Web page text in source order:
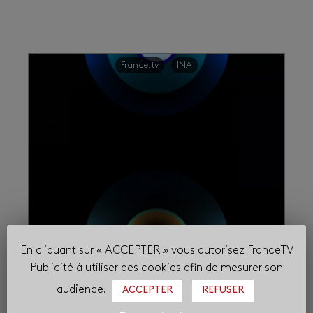
France.tv INA
L’INA arrive sur la plateforme
france.tv dès le 29 avril
28 avril 2025
France Télévisions et l’INA sont heureux de
En cliquant sur « ACCEPTER » vous autorisez FranceTV
Publicité à utiliser des cookies afin de mesurer son
audience.
ACCEPTER REFUSER